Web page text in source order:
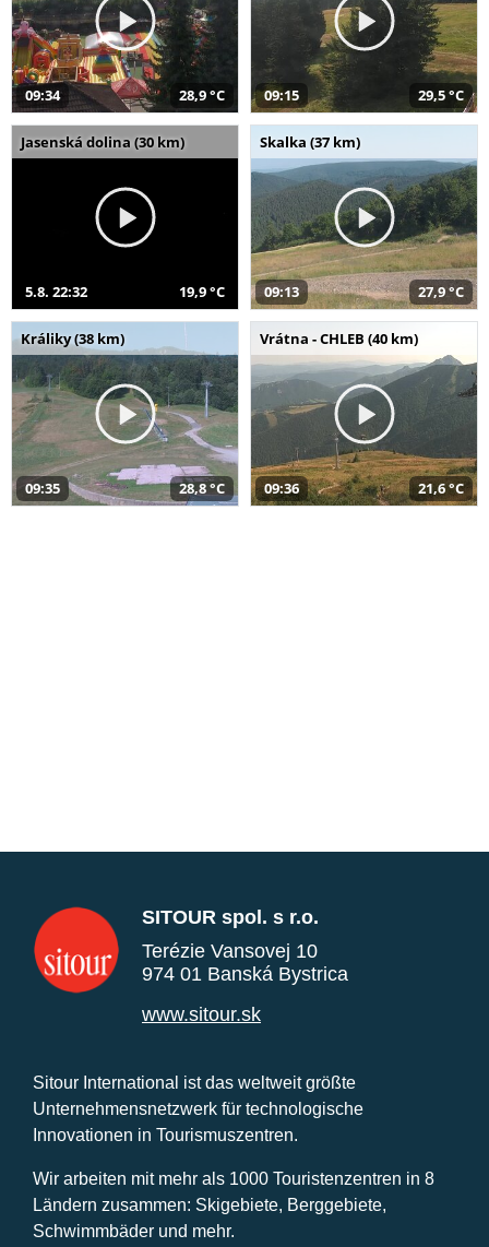
09:34 28,9 °C 09:15 29,5 °C
Jasenská dolina (30 km)
5.8. 22:32 19,9 °C
Skalka (37 km)
09:13 27,9 °C
Králiky (38 km)
09:35 28,8 °C
Vrátna - CHLEB (40 km)
09:36 21,6 °C
SITOUR spol. s r.o.
Terézie Vansovej 10
974 01 Banská Bystrica
www.sitour.sk
Sitour International ist das weltweit größte
Unternehmensnetzwerk für technologische
Innovationen in Tourismuszentren.
Wir arbeiten mit mehr als 1000 Touristenzentren in 8
Ländern zusammen: Skigebiete, Berggebiete,
Schwimmbäder und mehr.